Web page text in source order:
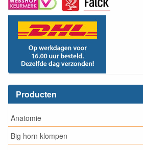
Producten
Anatomie
Big horn klompen